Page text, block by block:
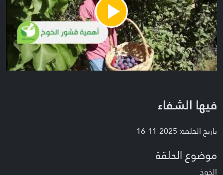
Play
Video
فيها الشفاء
تاريخ الحلقة: 2025-11-16
موضوع الحلقة
الخوخ